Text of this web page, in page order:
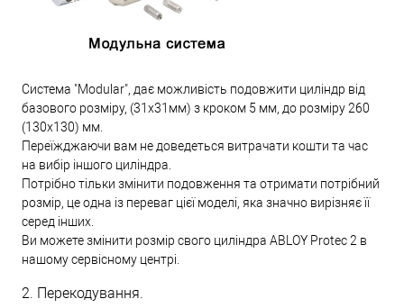
Система "Modular", дає можливість подовжити циліндр від
базового розміру, (31х31мм) з кроком 5 мм, до розміру 260
(130х130) мм.
Переїжджаючи вам не доведеться витрачати кошти та час
на вибір іншого циліндра.
Потрібно тільки змінити подовження та отримати потрібний
розмір, це одна із переваг цієї моделі, яка значно вирізняє її
серед інших.
Ви можете змінити розмір свого циліндра ABLOY Protec 2 в
нашому сервісному центрі.
2. Перекодування.